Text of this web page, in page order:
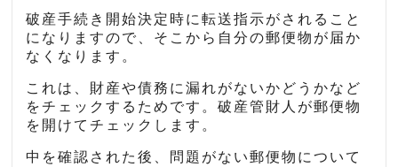
破産手続き開始決定時に転送指示がされること
になりますので、そこから自分の郵便物が届か
なくなります。
これは、財産や債務に漏れがないかどうかなど
をチェックするためです。破産管財人が郵便物
を開けてチェックします。
中を確認された後、問題がない郵便物について